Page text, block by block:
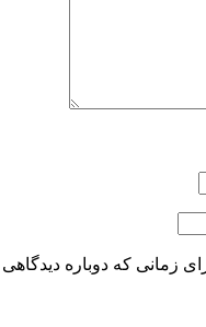
زمانی که دوباره